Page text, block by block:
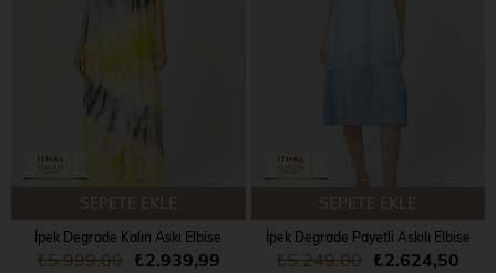
İpek Degrade Kalın Askı Elbise
₺2.939,99
₺5.999,00
İpek Degrade Payetli Askılı Elbise
₺2.624,50
₺5.249,00